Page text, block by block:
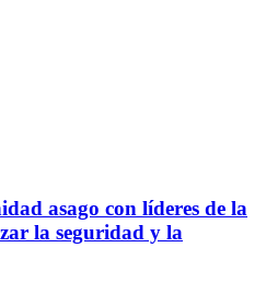
asago con líderes de la
la seguridad y la